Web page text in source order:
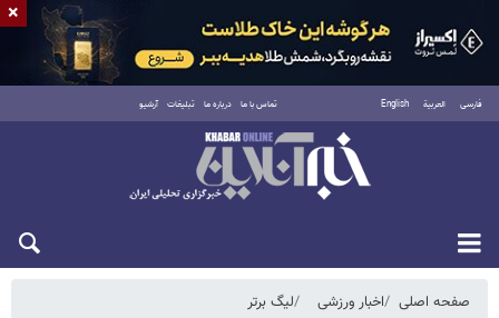
فارسی العربية English تماس با ما درباره ما تبلیغات آرشیو
پنجشنبه ۱۵ مرداد ۱۴۰۵
صفحه اصلی اخبار ورزشی لیگ برتر
×